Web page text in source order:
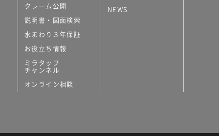
クレーム公開
説明書・図面検索
水まわり３年保証
お役立ち情報
ミラタップ
チャンネル
オンライン相談
NEWS